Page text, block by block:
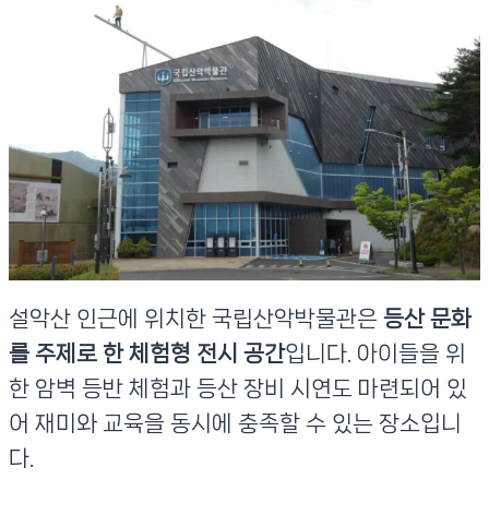
설악산 인근에 위치한 국립산악박물관은 등산 문화
를 주제로 한 체험형 전시 공간입니다. 아이들을 위
한 암벽 등반 체험과 등산 장비 시연도 마련되어 있
어 재미와 교육을 동시에 충족할 수 있는 장소입니
다.